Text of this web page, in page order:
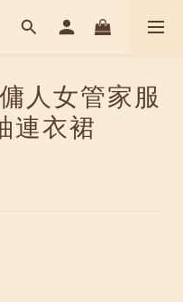
人女管家服
連衣裙